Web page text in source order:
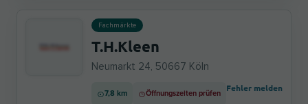
Fachmärkte
T.H.Kleen
Neumarkt 24, 50667 Köln
7,8 km Öffnungszeiten prüfen
Fehler melden